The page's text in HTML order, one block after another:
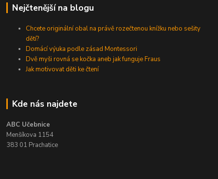
Nejčtenější na blogu
Chcete originální obal na právě rozečtenou knížku nebo sešity
dětí?
Domácí výuka podle zásad Montessori
Dvě myši rovná se kočka aneb jak funguje Fraus
Jak motivovat děti ke čtení
Kde nás najdete
ABC Učebnice
Menšíkova 1154
383 01 Prachatice